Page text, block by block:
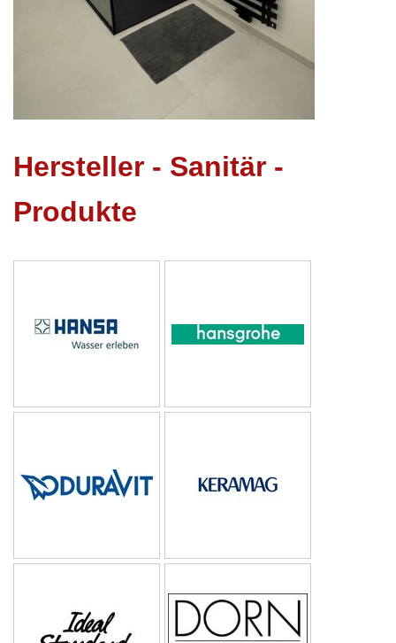
Hersteller - Sanitär -
Produkte